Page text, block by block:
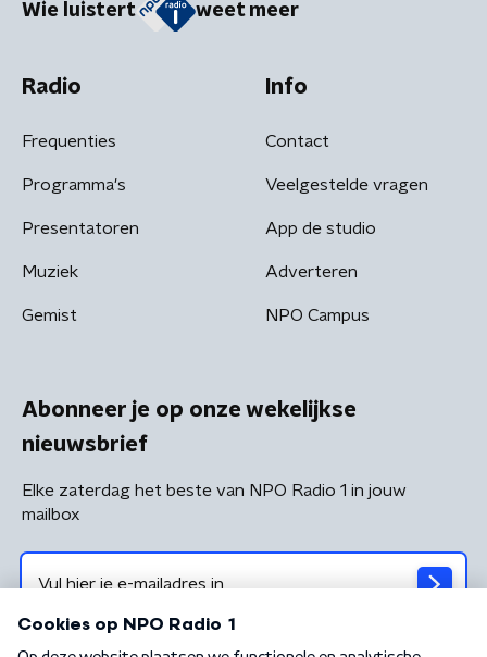
Wie luistert weet meer
Radio
Frequenties
Programma's
Presentatoren
Muziek
Gemist
Info
Contact
Veelgestelde vragen
App de studio
Adverteren
NPO Campus
Abonneer je op onze wekelijkse
nieuwsbrief
Elke zaterdag het beste van NPO Radio 1 in jouw
mailbox